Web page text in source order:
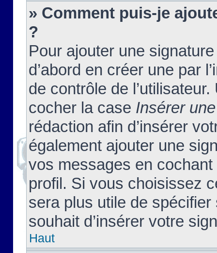
» Comment puis-je
?
Pour ajouter une
d’abord en créer une par
de contrôle de
cocher la case Insérer
rédaction afin d’insérer
également ajouter une
vos messages en
profil. Si vous choisissez
sera plus utile de
souhait d’insérer votre
Haut